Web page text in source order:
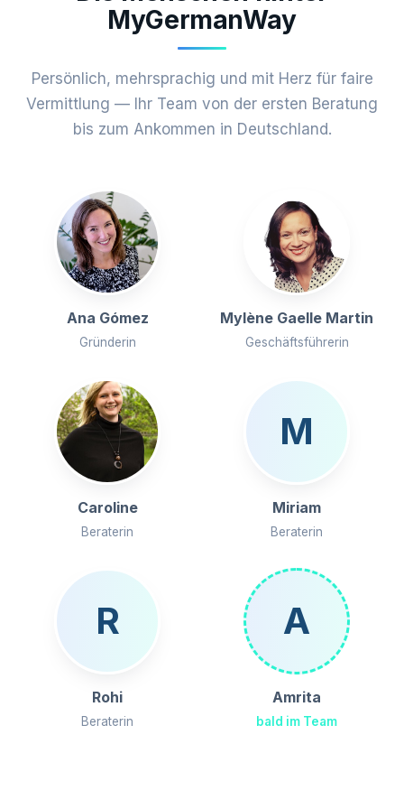
MyGermanWay
Persönlich, mehrsprachig und mit Herz für faire
Vermittlung — Ihr Team von der ersten Beratung
bis zum Ankommen in Deutschland.
Ana Gómez
Gründerin
Mylène Gaelle Martin
Geschäftsführerin
Caroline
Beraterin
M
Miriam
Beraterin
R
Rohi
Beraterin
A
Amrita
bald im Team